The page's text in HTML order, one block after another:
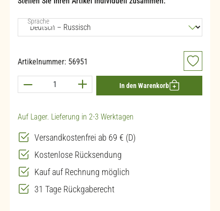
Spracheauswählen
Artikelnummer: 56951
Produkt Anzahl: Gib den gewünschten Wert
In den Warenkorb
Auf Lager. Lieferung in 2-3 Werktagen
Versandkostenfrei ab 69 € (D)
Kostenlose Rücksendung
Kauf auf Rechnung möglich
31 Tage Rückgaberecht